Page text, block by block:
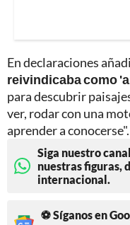
En declaraciones
reivindicaba como
para descubrir
ver, rodar con una
aprender a conocerse".
Siga nuestro
nuestras figuras,
internacional.
⚽ Síganos en